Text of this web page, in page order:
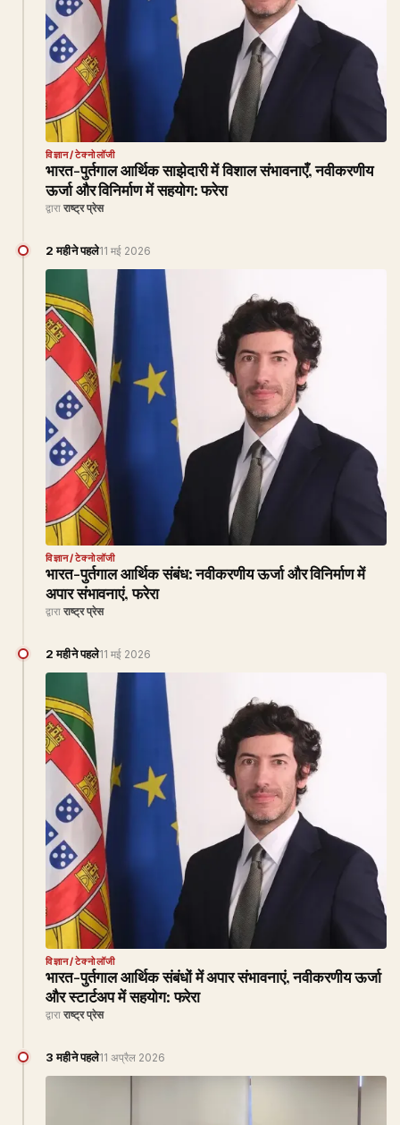
विज्ञान/टेक्नोलॉजी
भारत-पुर्तगाल आर्थिक साझेदारी में विशाल संभावनाएँ, नवीकरणीय
ऊर्जा और विनिर्माण में सहयोग: फरेरा
द्वारा राष्ट्र प्रेस
2 महीने पहले11 मई 2026
विज्ञान/टेक्नोलॉजी
भारत-पुर्तगाल आर्थिक संबंध: नवीकरणीय ऊर्जा और विनिर्माण में
अपार संभावनाएं, फरेरा
द्वारा राष्ट्र प्रेस
2 महीने पहले11 मई 2026
विज्ञान/टेक्नोलॉजी
भारत-पुर्तगाल आर्थिक संबंधों में अपार संभावनाएं, नवीकरणीय ऊर्जा
और स्टार्टअप में सहयोग: फरेरा
द्वारा राष्ट्र प्रेस
3 महीने पहले11 अप्रैल 2026